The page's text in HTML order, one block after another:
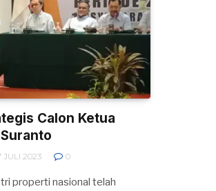
Calon Ketua
JULI 2023 0
properti nasional telah